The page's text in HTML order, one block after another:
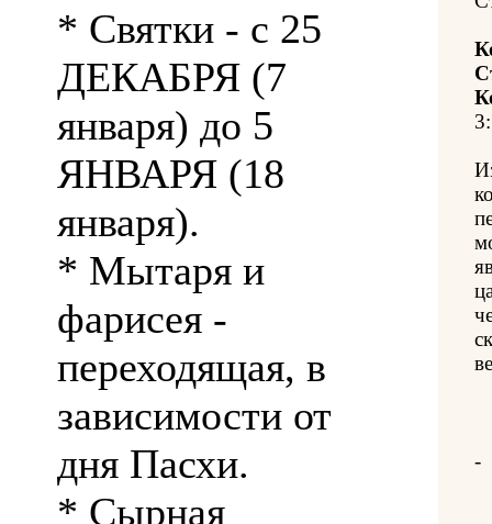
* Святки - с 25
ДЕКАБРЯ (7
января) до 5
ЯНВАРЯ (18
января).
* Мытаря и
фарисея -
переходящая, в
зависимости от
дня Пасхи.
* Сырная
3:
-